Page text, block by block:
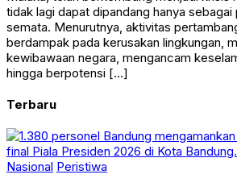
tidak lagi dapat dipandang hanya sebagai
semata. Menurutnya, aktivitas
berdampak pada kerusakan lingkungan,
kewibawaan negara, mengancam
hingga berpotensi […]
Terbaru
Nasional Peristiwa